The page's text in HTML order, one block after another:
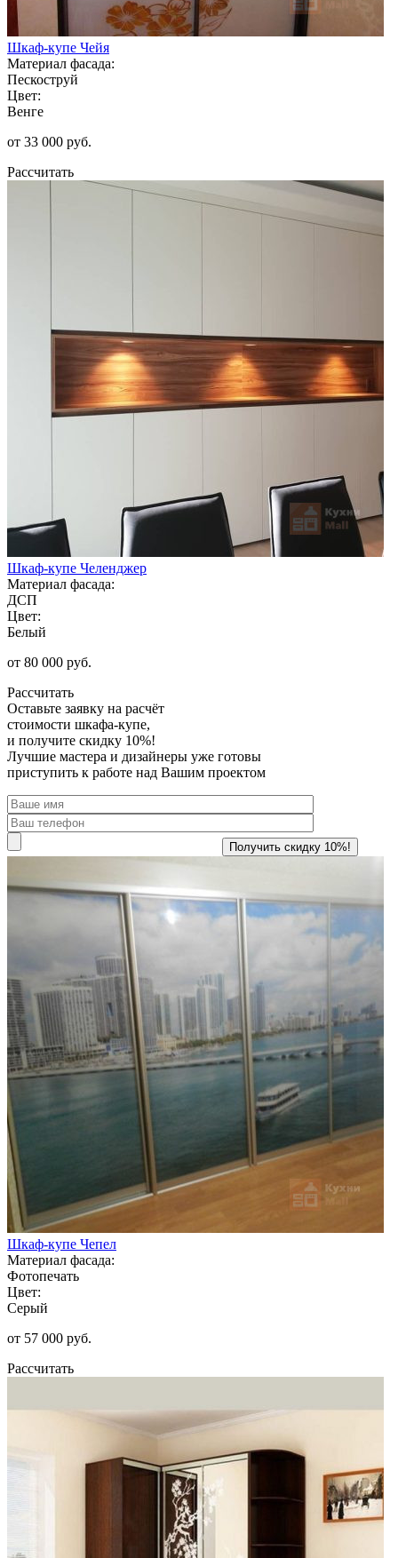
Шкаф-купе Чейя
Материал фасада:
Пескоструй
Цвет:
Венге
от 33 000 руб.
Рассчитать
Шкаф-купе Челенджер
Материал фасада:
ДСП
Цвет:
Белый
от 80 000 руб.
Рассчитать
Оставьте заявку на расчёт
стоимости шкафа-купе,
и получите скидку 10%!
Лучшие мастера и дизайнеры уже готовы
приступить к работе над Вашим проектом
Шкаф-купе Чепел
Материал фасада:
Фотопечать
Цвет:
Серый
от 57 000 руб.
Рассчитать